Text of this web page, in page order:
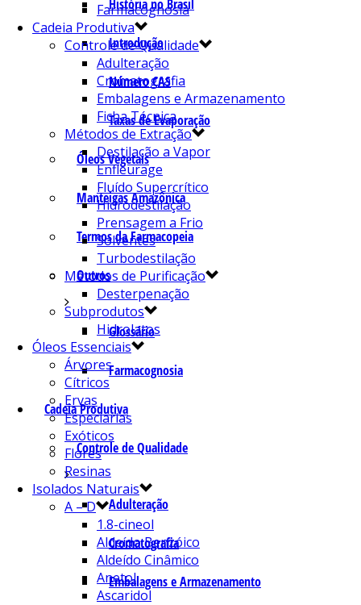
História no Brasil
Introdução
Número CAS
Taxas de Evaporação
Óleos Vegetais
Manteigas Amazônica
Termos da Farmacopeia
Outros
Glossário
Farmacognosia
Cadeia Produtiva
Controle de Qualidade
Adulteração
Cromatografia
Embalagens e Armazenamento
Farmacognosia
Cadeia Produtiva
Controle de Qualidade
Adulteração
Cromatografia
Embalagens e Armazenamento
Ficha Técnica
Métodos de Extração
Destilação a Vapor
Enfleurage
Fluído Supercrítico
Hidrodestilação
Prensagem a Frio
Solventes
Turbodestilação
Métodos de Purificação
Desterpenação
Subprodutos
Hidrolatos
Óleos Essenciais
Árvores
Cítricos
Ervas
Especiarias
Exóticos
Flores
Resinas
Isolados Naturais
A – D
1.8-cineol
Aldeído Benzóico
Aldeído Cinâmico
Anetol
Ascaridol